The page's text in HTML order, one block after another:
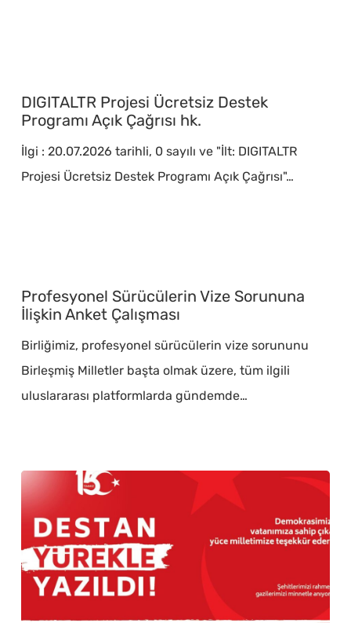
Projesi
Ücretsiz
Destek
Programı
DIGITALTR Projesi Ücretsiz Destek
Programı Açık Çağrısı hk.
İlgi : 20.07.2026 tarihli, 0 sayılı ve "İlt: DIGITALTR
Projesi Ücretsiz Destek Programı Açık Çağrısı"…
Sürücülerin
Vize
Sorununa
İlişkin
Anket
Profesyonel Sürücülerin Vize Sorununa
İlişkin Anket Çalışması
Birliğimiz, profesyonel sürücülerin vize sorununu
Birleşmiş Milletler başta olmak üzere, tüm ilgili
uluslararası platformlarda gündemde…